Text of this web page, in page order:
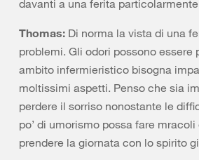
davanti a una ferita
Thomas: Di norma la vista di una
problemi. Gli odori possono essere
ambito infermieristico bisogna
moltissimi aspetti. Penso che sia
perdere il sorriso nonostante le
po’ di umorismo possa fare
prendere la giornata con lo spirito